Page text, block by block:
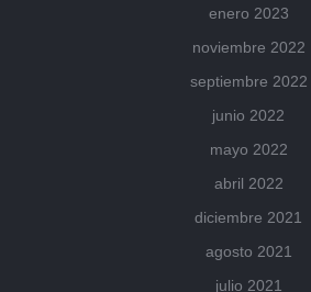
enero 2023
noviembre 2022
septiembre 2022
junio 2022
mayo 2022
abril 2022
diciembre 2021
agosto 2021
julio 2021